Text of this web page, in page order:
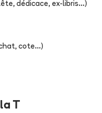
dédicace, ex-libris...)
cote...)
T